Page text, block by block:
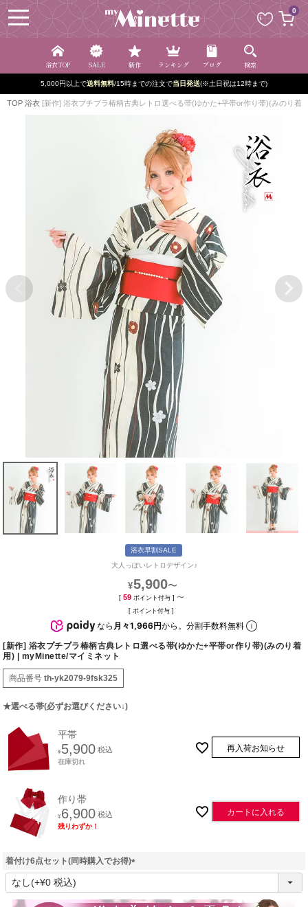
0
浴衣TOP SALE 新作 ランキング ブログ 検索
5,000円以上で送料無料/15時までの注文で当日発送(※土日祝は12時まで)
TOP 浴衣 [新作] 浴衣プチプラ椿柄古典レトロ選べる帯(ゆかた+平帯or作り帯)(みのり着
浴衣早割SALE
大人っぽいレトロデザイン♪
¥5,900〜
[ 59 ポイント付与 ] 〜
[ ポイント付与 ]
なら 月々1,966円から。分割手数料無料
[新作] 浴衣プチプラ椿柄古典レトロ選べる帯(ゆかた+平帯or作り帯)(みのり着
用) | myMinette/マイミネット
商品番号 th-yk2079-9fsk325
★選べる帯(必ずお選びください↓)
平帯
¥ 5,900 税込
在庫切れ
再入荷お知らせ
作り帯
¥ 6,900 税込
残りわずか！
カートに入れる
着付け6点セット(同時購入でお得)
(
須
ペー
ジト
ップ